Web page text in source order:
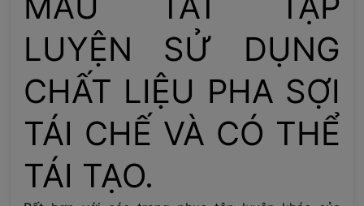
LUYỆN SỬ DỤNG
CHẤT LIỆU PHA SỢI
TÁI CHẾ VÀ CÓ THỂ
TÁI TẠO.